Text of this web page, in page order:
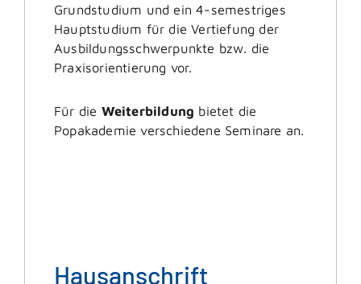
Grundstudium und ein 4-semestriges
Hauptstudium für die Vertiefung der
Ausbildungsschwerpunkte bzw. die
Praxisorientierung vor.
Für die Weiterbildung bietet die
Popakademie verschiedene Seminare an.
Hausanschrift